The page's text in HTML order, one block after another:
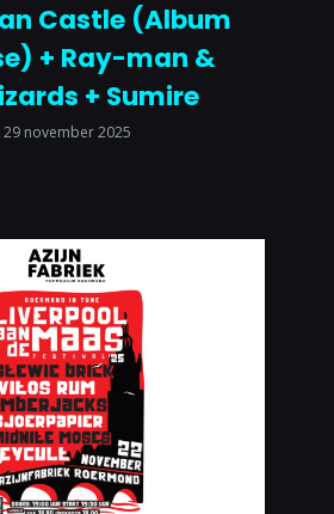
Castle (Album
+ Ray-man &
+ Sumire
29 november 2025